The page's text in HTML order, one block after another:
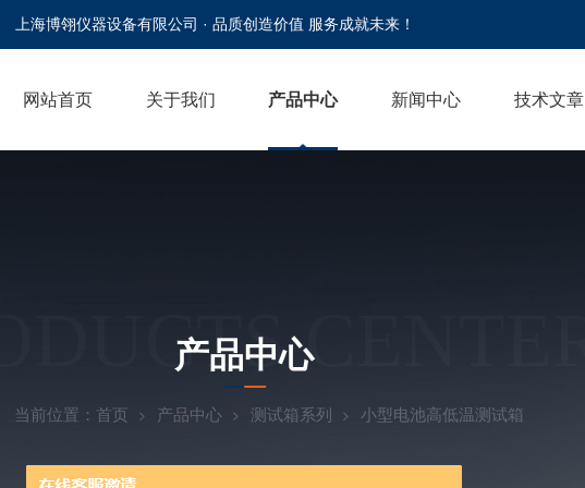
上海博翎仪器设备有限公司 · 品质创造价值 服务成就未来！
网站首页 关于我们 产品中心 新闻中心 技术文章
CENTER
产品中心
当前位置： 首页 产品中心 测试箱系列 小型电池高低温测试箱